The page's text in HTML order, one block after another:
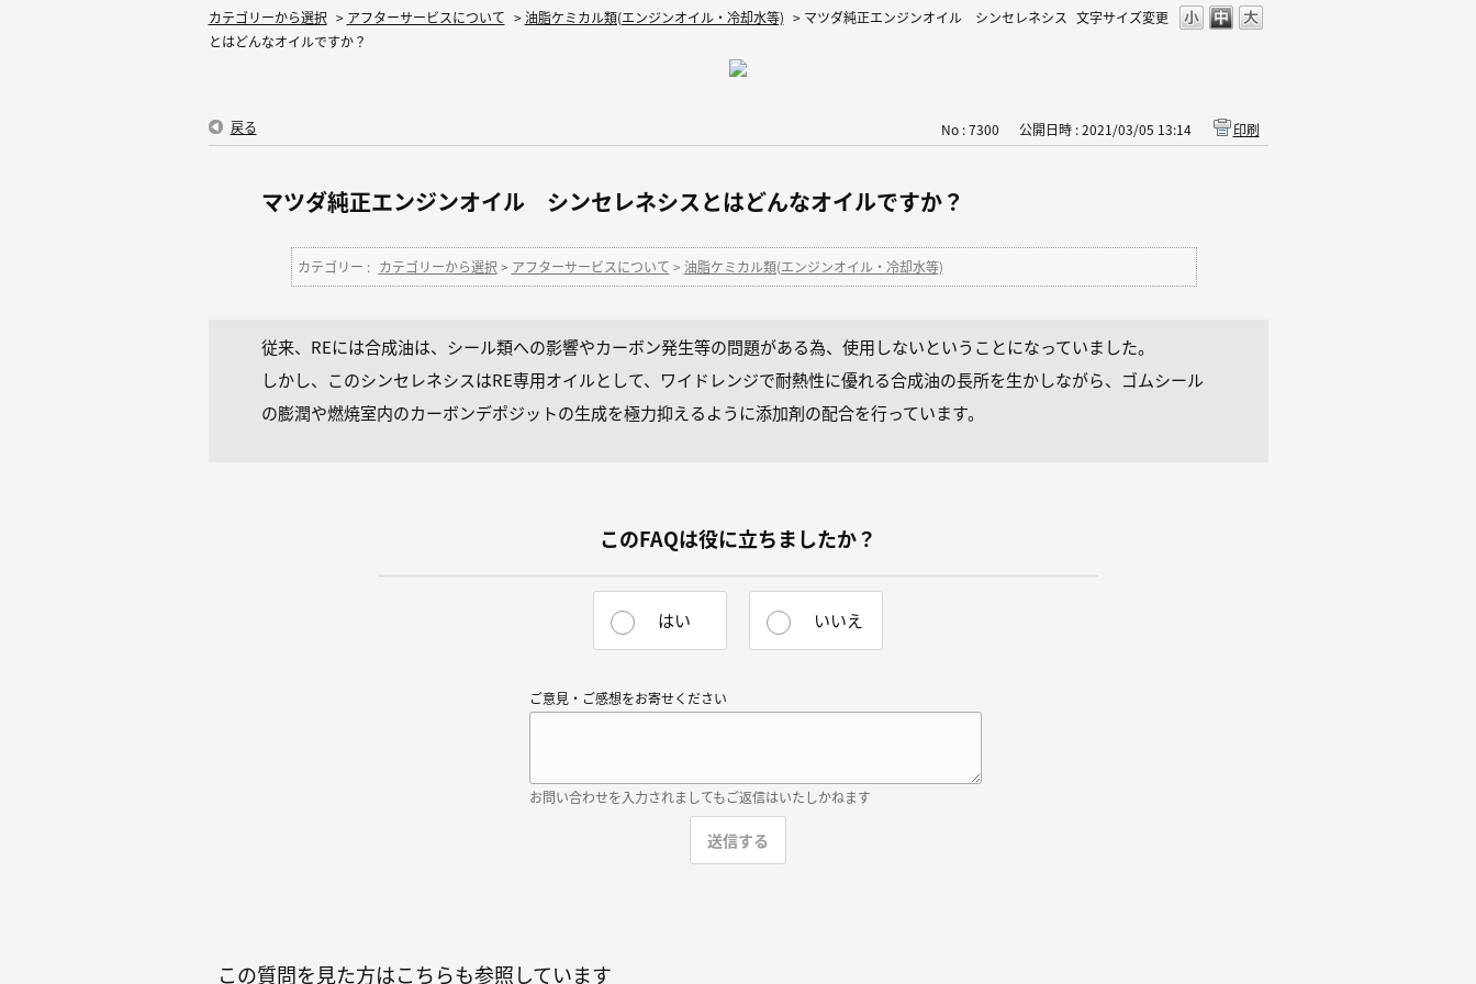
文字サイズ変更
カテゴリーから選択 > アフターサービスについて >油脂ケミカル類(エンジンオイル・冷却水等) > マツダ純正エンジンオイル シンセレネシス
とはどんなオイルですか？
戻る No : 7300 公開日時 : 2021/03/05 13:14 印刷
マツダ純正エンジンオイル シンセレネシスとはどんなオイルですか？
カテゴリー : カテゴリーから選択 > アフターサービスについて > 油脂ケミカル類(エンジンオイル・冷却水等)
従来、REには合成油は、シール類への影響やカーボン発生等の問題がある為、使用しないということになっていました。
しかし、このシンセレネシスはRE専用オイルとして、ワイドレンジで耐熱性に優れる合成油の長所を生かしながら、ゴムシール
の膨潤や燃焼室内のカーボンデポジットの生成を極力抑えるように添加剤の配合を行っています。
このFAQは役に立ちましたか？
はい いいえ
ご意見・ご感想をお寄せください
お問い合わせを入力されましてもご返信はいたしかねます
この質問を見た方はこちらも参照しています